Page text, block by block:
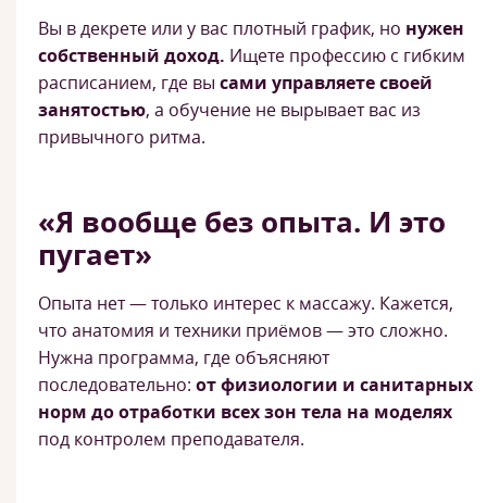
Вы в декрете или у вас плотный график, но нужен
собственный доход. Ищете профессию с гибким
расписанием, где вы сами управляете своей
занятостью, а обучение не вырывает вас из
привычного ритма.
«Я вообще без опыта. И это
пугает»
Опыта нет — только интерес к массажу. Кажется,
что анатомия и техники приёмов — это сложно.
Нужна программа, где объясняют
последовательно: от физиологии и санитарных
норм до отработки всех зон тела на моделях
под контролем преподавателя.